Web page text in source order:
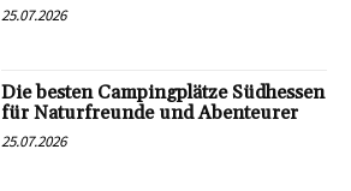
25.07.2026
Die besten Campingplätze Südhessen
für Naturfreunde und Abenteurer
25.07.2026